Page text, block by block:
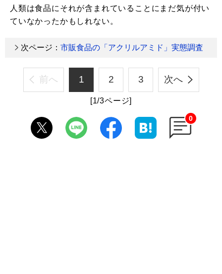
人類は食品にそれが含まれていることにまだ気が付い
ていなかったかもしれない。
次ページ： 市販食品の「アクリルアミド」実態調査
前へ 1 2 3 次へ
[1/3ページ]
0